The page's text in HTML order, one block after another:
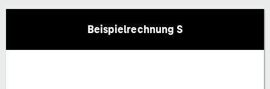
Beispielrechnung S